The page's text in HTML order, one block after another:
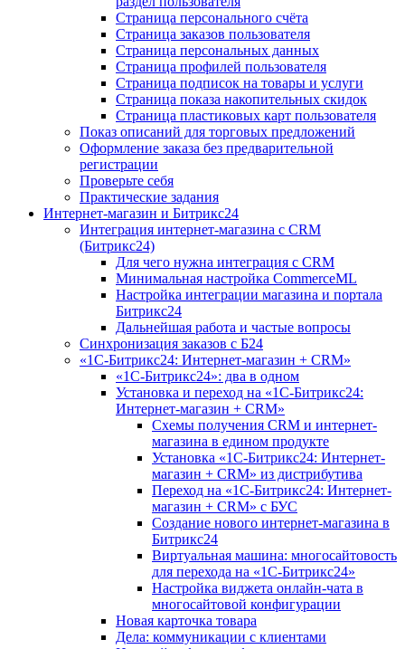
Страница персонального счёта
Страница заказов пользователя
Страница персональных данных
Страница профилей пользователя
Страница подписок на товары и услуги
Страница показа накопительных скидок
Страница пластиковых карт пользователя
Показ описаний для торговых предложений
Оформление заказа без предварительной
регистрации
Проверьте себя
Практические задания
Интернет-магазин и Битрикс24
Интеграция интернет-магазина с CRM
(Битрикс24)
Для чего нужна интеграция с CRM
Минимальная настройка CommerceML
Настройка интеграции магазина и портала
Битрикс24
Дальнейшая работа и частые вопросы
Синхронизация заказов с Б24
«1С-Битрикс24: Интернет-магазин + CRM»
«1С-Битрикс24»: два в одном
Установка и переход на «1С-Битрикс24:
Интернет-магазин + CRM»
Схемы получения CRM и интернет-
магазина в едином продукте
Установка «1С-Битрикс24: Интернет-
магазин + CRM» из дистрибутива
Переход на «1С-Битрикс24: Интернет-
магазин + CRM» с БУС
Создание нового интернет-магазина в
Битрикс24
Виртуальная машина: многосайтовость
для перехода на «1С-Битрикс24»
Настройка виджета онлайн-чата в
многосайтовой конфигурации
Новая карточка товара
Дела: коммуникации с клиентами